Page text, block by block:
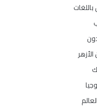
باللغات
الأزهر